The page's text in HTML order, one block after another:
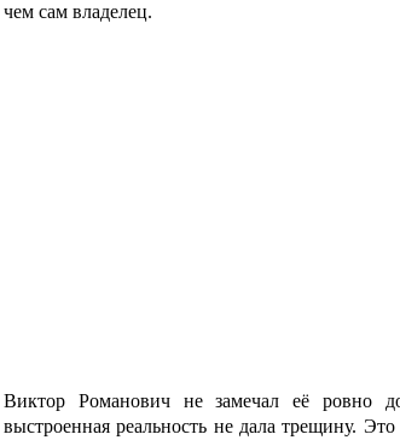
чем сам владелец.
Виктор Романович не замечал её ровно
выстроенная реальность не дала трещину.